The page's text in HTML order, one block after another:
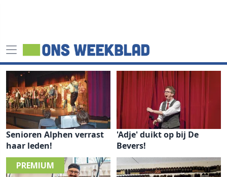
Senioren Alphen verrast
haar leden!
'Adje' duikt op bij De
Bevers!